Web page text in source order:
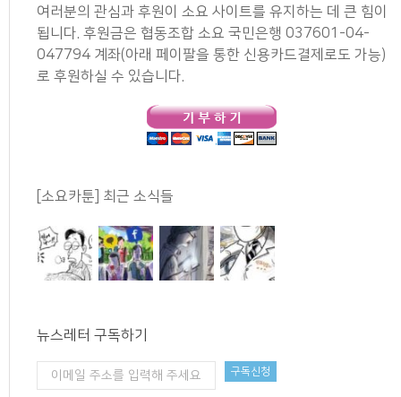
여러분의 관심과 후원이 소요 사이트를 유지하는 데 큰 힘이
됩니다. 후원금은 협동조합 소요 국민은행 037601-04-
047794 계좌(아래 페이팔을 통한 신용카드결제로도 가능)
로 후원하실 수 있습니다.
[소요카툰] 최근 소식들
뉴스레터 구독하기